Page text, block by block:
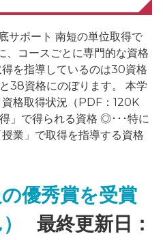
サポート 南短の単位取得で
、コースごとに専門的な資格
を指導しているのは30資格
38資格にのぼります。 本学
格取得状況（PDF：120K
」で得られる資格 ◎･･･特に
業」で取得を指導する資格
優秀賞を受賞
最終更新日：